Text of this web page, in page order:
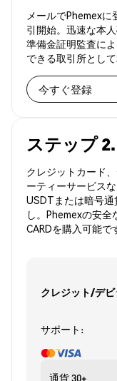
メールでPhemex
引開始。迅速な本
準備金証明監査に
できる取引所として
今すぐ登録
ステップ
クレジットカード
ーティーサービス
USDTまたは暗号
し。Phemexの安
CARDを購入可能で
クレジット/デ
サポート:
通貨30+